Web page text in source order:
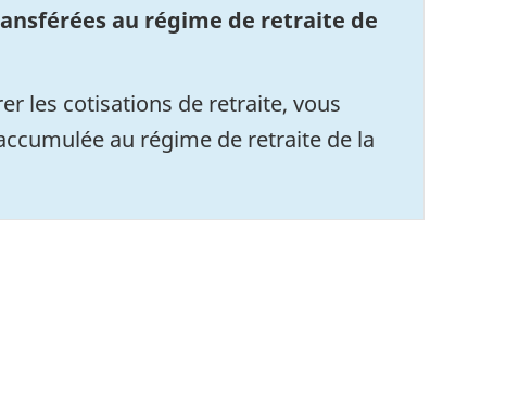
au régime de retraite de
les cotisations de retraite, vous
au régime de retraite de la